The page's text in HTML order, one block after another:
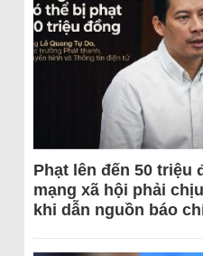
Phạt lên đến 50 triệu
mạng xã hội phải
khi dẫn nguồn báo